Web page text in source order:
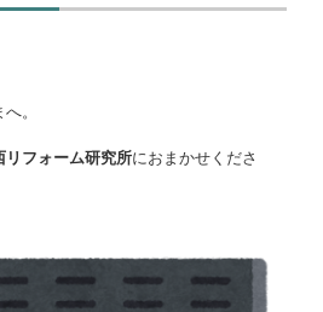
。
リフォーム研究所におまかせくださ